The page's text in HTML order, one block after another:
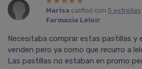
Marisa calificó con 5 estrellas
Farmacia Leloir.
Necesitaba comprar estas pastillas y
venden pero ya como que recurro a
Las pastillas no estaban en promo